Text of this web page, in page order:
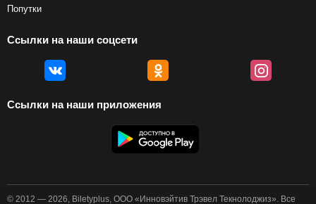
Попутки
Ссылки на наши соцсети
Ссылки на наши приложения
© 2012 — 2026, Biletyplus, ООО «Инновэйтив Трэвел Текнолоджиз». Все